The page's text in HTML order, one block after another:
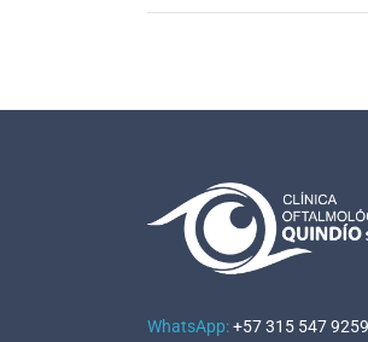
WhatsApp:+57 315 547